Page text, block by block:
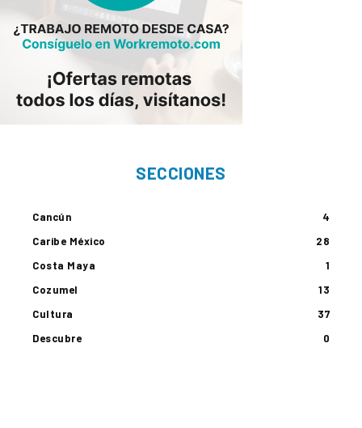
SECCIONES
Cancún
4
Caribe México
28
Costa Maya
1
Cozumel
13
Cultura
37
Descubre
0